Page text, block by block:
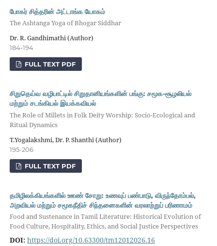
போகர் சித்தரின் அட்டாங்க யோகம்
The Ashtanga Yoga of Bhogar Siddhar
Dr. R. Gandhimathi (Author)
184-194
FULL TEXT PDF
சிறுதெய்வ வழிபாட்டில் சிறுதானியங்களின் பங்கு: சமூக-சூழலியல்
மற்றும் சடங்கியல் இயக்கவியல்
The Role of Millets in Folk Deity Worship: Socio-Ecological and
Ritual Dynamics
T.Yogalakshmi, Dr. P. Shanthi (Author)
195-206
FULL TEXT PDF
தமிழிலக்கியங்களில் ஊண் சோறு: உணவுப் பண்பாடு, விருந்தோம்பல்,
அறவியல் மற்றும் சமூகநீதிச் சிந்தனைகளின் வரலாற்றுப் பரிணாமம்
Food and Sustenance in Tamil Literature: Historical Evolution of
Food Culture, Hospitality, Ethics, and Social Justice Perspectives
DOI: https://doi.org/10.63300/tm12012026.16